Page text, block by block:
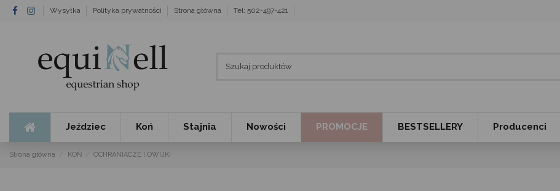
Wysyłka Polityka prywatności Strona główna Tel: 502-497-421
Jeździec Koń Stajnia Nowości PROMOCJE BESTSELLERY Producenci
Strona główna KOŃ OCHRANIACZE I OWIJKI